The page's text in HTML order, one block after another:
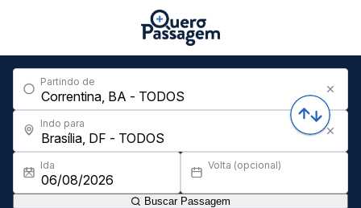
Partindo de
Indo para
Ida Volta (opcional)
Buscar Passagem